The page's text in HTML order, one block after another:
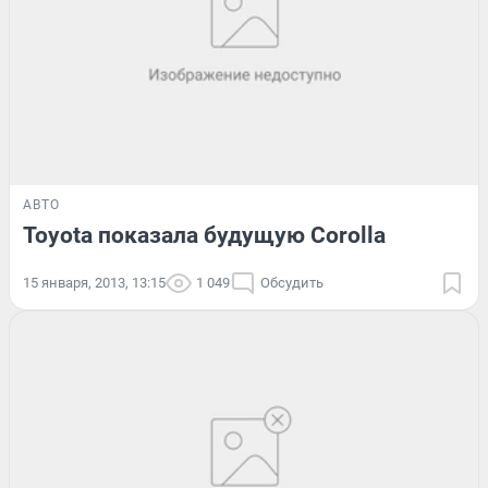
АВТО
Toyota показала будущую Corolla
15 января, 2013, 13:15 1 049 Обсудить